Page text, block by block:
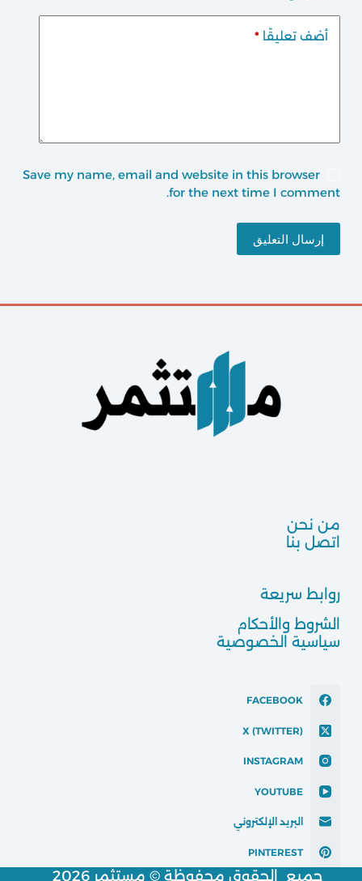
أضف تعليقًا *
Save my name, email and website in this browser
for the next time I comment.
إرسال التعليق
من نحن
اتصل بنا
روابط سريعة
الشروط والأحكام
سياسية الخصوصية
FACEBOOK
X (TWITTER)
INSTAGRAM
YOUTUBE
البريد الإلكتروني
PINTEREST
جميع الحقوق محفوظة © مستثمر 2026